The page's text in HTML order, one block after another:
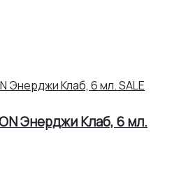
Энерджи Клаб, 6 мл.